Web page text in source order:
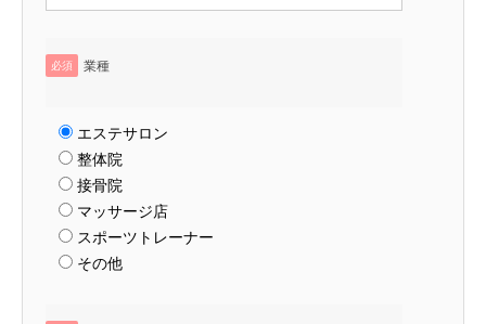
必須 業種
エステサロン
整体院
接骨院
マッサージ店
スポーツトレーナー
その他